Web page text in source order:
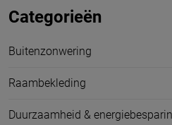
Categorieën
Buitenzonwering
Raambekleding
Duurzaamheid &